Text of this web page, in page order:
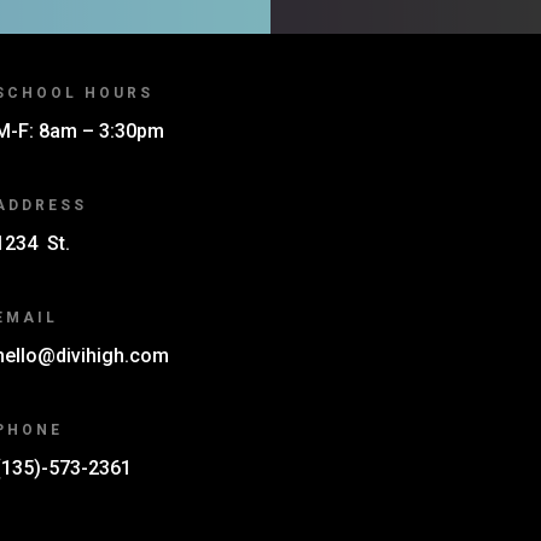
HOURS
F: 8am – 3:30pm
St.
573-2361